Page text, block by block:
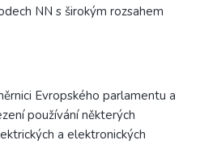
NN s širokým rozsahem
Evropského parlamentu a
používání některých
a elektronických